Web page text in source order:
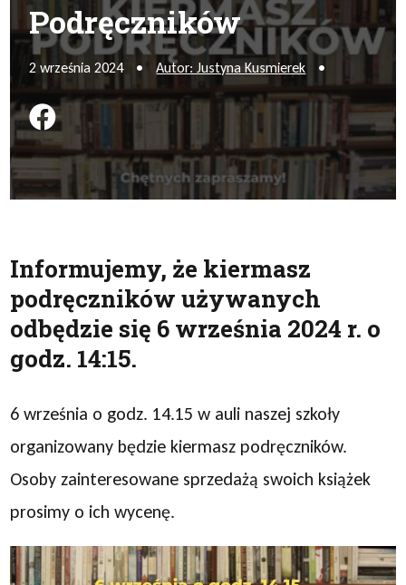
Podręczników
2 września 2024 • Autor: Justyna Kusmierek •
Podziel się na FB
Informujemy, że kiermasz
podręczników używanych
odbędzie się 6 września 2024 r. o
godz. 14:15.
6 września o godz. 14.15 w auli naszej szkoły
organizowany będzie kiermasz podręczników.
Osoby zainteresowane sprzedażą swoich książek
prosimy o ich wycenę.